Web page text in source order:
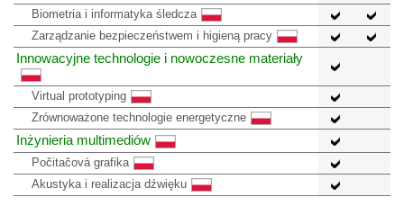
Biometria i informatyka śledcza
Zarządzanie bezpieczeństwem i higieną pracy
Innowacyjne technologie i nowoczesne materiały
Virtual prototyping
Zrównoważone technologie energetyczne
Inżynieria multimediów
Počitačová grafika
Akustyka i realizacja dźwięku